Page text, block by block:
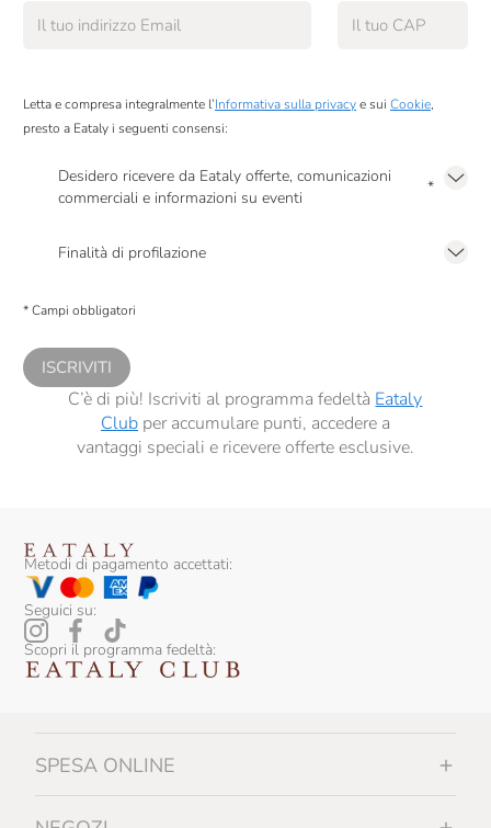
Letta e compresa integralmente l’Informativa sulla privacye sui Cookie,
presto a Eataly i seguenti consensi:
Desidero ricevere da Eataly offerte, comunicazioni
commerciali e informazioni su eventi
*
Finalità di profilazione
comunicazioni commerciali personalizzate, in caso di consenso prestato ai
* Campi obbligatori
ISCRIVITI
C’è di più! Iscriviti al programma fedeltà Eataly
Clubper accumulare punti, accedere a
vantaggi speciali e ricevere offerte esclusive.
Metodi di pagamento accettati:
Seguici su:
Scopri il programma fedeltà:
SPESA ONLINE